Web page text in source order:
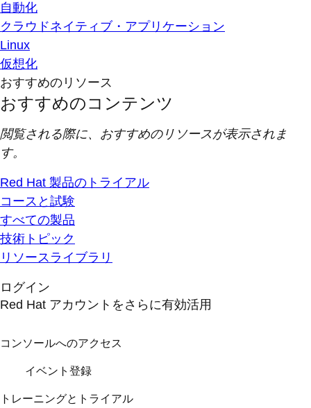
自動化
クラウドネイティブ・アプリケーション
Linux
仮想化
おすすめのリソース
おすすめのコンテンツ
閲覧される際に、おすすめのリソースが表示されま
す。
Red Hat 製品のトライアル
コースと試験
すべての製品
技術トピック
リソースライブラリ
ログイン
Red Hat アカウントをさらに有効活用
コンソールへのアクセス
イベント登録
トレーニングとトライアル